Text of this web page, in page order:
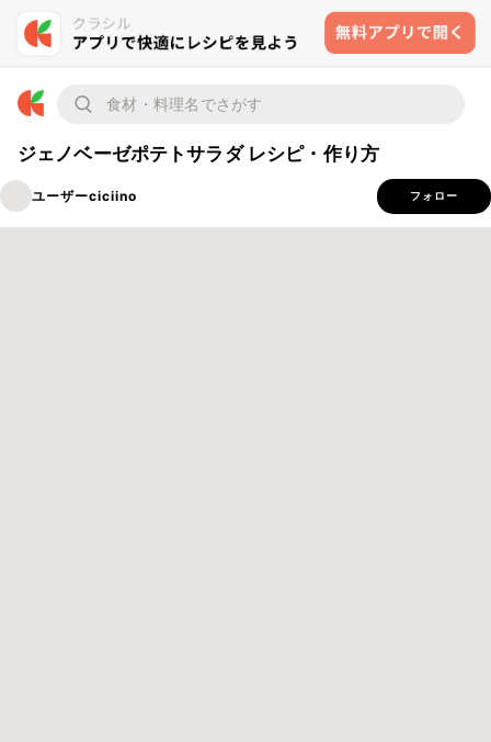
ジェノベーゼポテトサラダ レシピ・作り方
ユーザーciciino フォロー